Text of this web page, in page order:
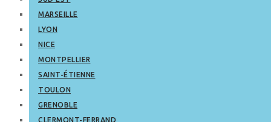
MARSEILLE
LYON
NICE
MONTPELLIER
SAINT-ÉTIENNE
TOULON
GRENOBLE
CLERMONT-FERRAND